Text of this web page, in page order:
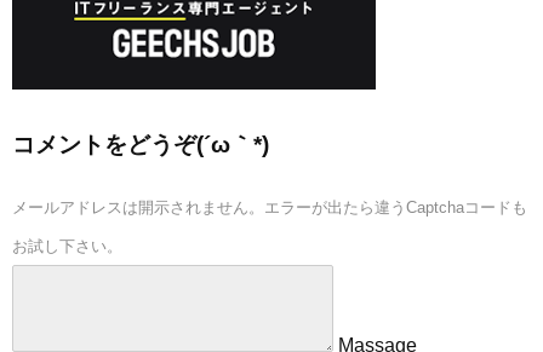
コメントをどうぞ(´ω｀*)
メールアドレスは開示されません。エラーが出たら違うCaptchaコードも
お試し下さい。
Massage